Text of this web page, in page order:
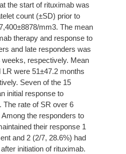
the start of rituximab was
count (±SD) prior to
mm3. The mean
therapy and response to
and late responders was
respectively. Mean
were 51±47.2 months
Seven of the 15
initial response to
The rate of SR over 6
the responders to
their response 1
and 2 (2/7, 28.6%) had
initiation of rituximab.